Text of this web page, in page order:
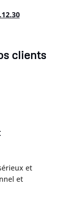
clients
et
et